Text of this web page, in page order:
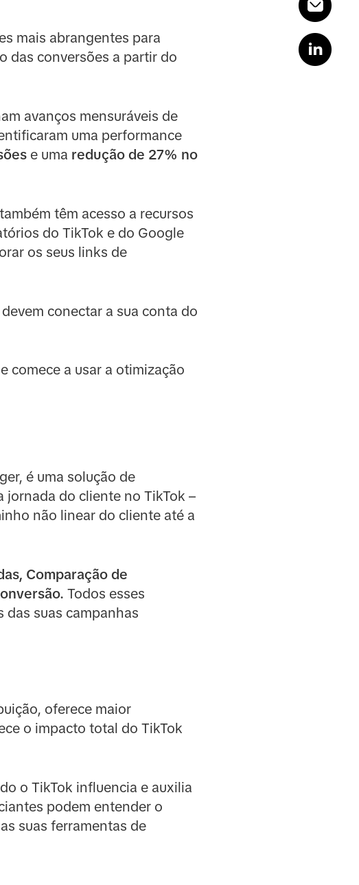
mais abrangentes para
das conversões a partir do
avanços mensuráveis de
uma performance
e uma redução de 27% no
têm acesso a recursos
do TikTok e do Google
os seus links de
conectar a sua conta do
comece a usar a otimização
é uma solução de
jornada do cliente no TikTok –
não linear do cliente até a
Comparação de
Todos esses
das suas campanhas
oferece maior
o impacto total do TikTok
o TikTok influencia e auxilia
podem entender o
suas ferramentas de